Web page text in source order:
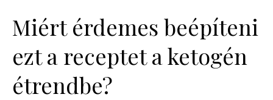
Miért érdemes beépíteni
ezt a receptet a ketogén
étrendbe?